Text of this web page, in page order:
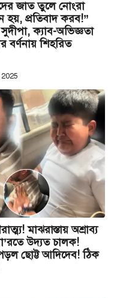
জাত তুলে নোংরা
হয়, প্রতিবাদ করব!”
ক্যাব-অভিজ্ঞতা
বর্ণনায় শিহরিত
মাঝরাস্তায় অশ্রাব্য
উদ্যত চালক!
পড়ল ছোট্ট আদিদেব! ঠিক